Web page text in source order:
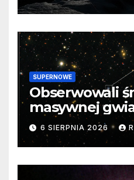
SUPERNOWE
Obserwowali
masywnej
samego
cenne dane
6 SIERPNIA 2026